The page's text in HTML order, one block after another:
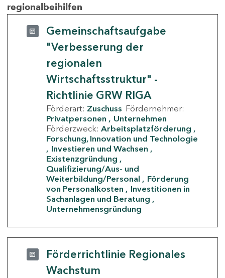
regionalbeihilfen
Gemeinschaftsaufgabe
"Verbesserung der
regionalen
Wirtschaftsstruktur" -
Richtlinie GRW RIGA
Förderart: Zuschuss Fördernehmer:
Privatpersonen
Unternehmen
Förderzweck: Arbeitsplatzförderung
Forschung, Innovation und Technologie
Investieren und Wachsen
Existenzgründung
Qualifizierung/Aus- und
Weiterbildung/Personal
Förderung
von Personalkosten
Investitionen in
Sachanlagen und Beratung
Unternehmensgründung
Förderrichtlinie Regionales
Wachstum